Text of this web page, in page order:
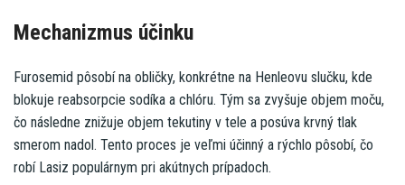
Mechanizmus účinku
Furosemid pôsobí na obličky, konkrétne na Henleovu slučku, kde
blokuje reabsorpcie sodíka a chlóru. Tým sa zvyšuje objem moču,
čo následne znižuje objem tekutiny v tele a posúva krvný tlak
smerom nadol. Tento proces je veľmi účinný a rýchlo pôsobí, čo
robí Lasiz populárnym pri akútnych prípadoch.